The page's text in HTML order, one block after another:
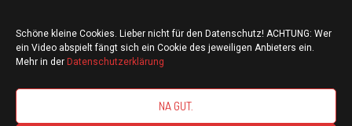
Schöne kleine Cookies. Lieber nicht für den Datenschutz! ACHTUNG: Wer
ein Video abspielt fängt sich ein Cookie des jeweiligen Anbieters ein.
Mehr in der Datenschutzerklärung
NA GUT.
Partydates